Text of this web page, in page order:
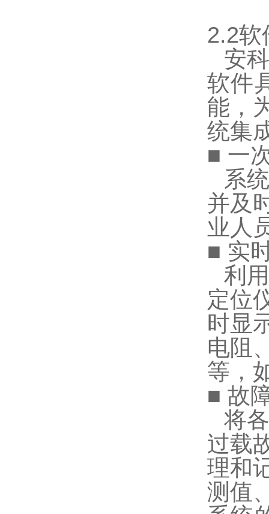
2.2软
安
软件
能，
统集
■ 一
系
并及
业人
■ 实
利
定位
时显
电阻
等，
■ 故
将
过载
理和
测值